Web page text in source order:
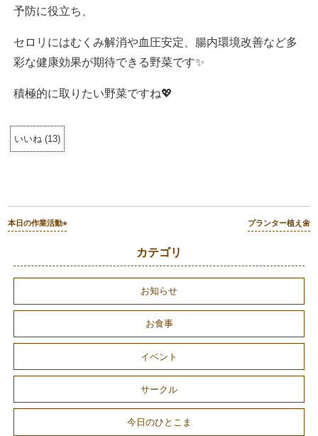
予防に役立ち、
セロリにはむくみ解消や血圧安定、腸内環境改善など多
彩な健康効果が期待できる野菜です✨
積極的に取りたい野菜ですね💖
いいね (13)
本日の作業活動⭐︎ プランター植え🌼
カテゴリ
お知らせ
お食事
イベント
サークル
今日のひとこま